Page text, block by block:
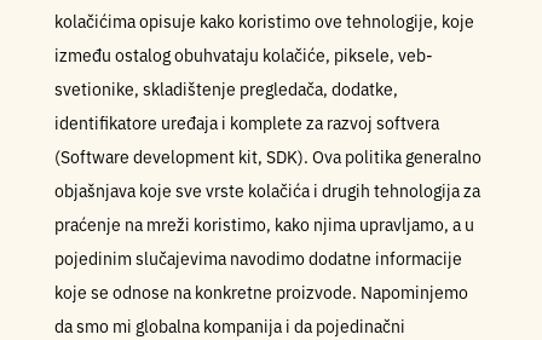
kolačićima opisuje kako koristimo ove tehnologije, koje
između ostalog obuhvataju kolačiće, piksele, veb-
svetionike, skladištenje pregledača, dodatke,
identifikatore uređaja i komplete za razvoj softvera
(Software development kit, SDK). Ova politika generalno
objašnjava koje sve vrste kolačića i drugih tehnologija za
praćenje na mreži koristimo, kako njima upravljamo, a u
pojedinim slučajevima navodimo dodatne informacije
koje se odnose na konkretne proizvode. Napominjemo
da smo mi globalna kompanija i da pojedinačni